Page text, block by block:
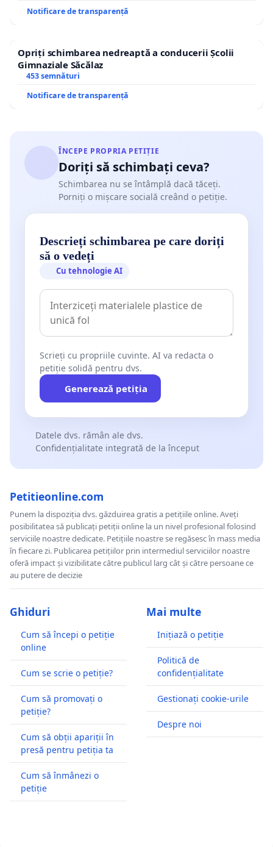
Notificare de transparență
Opriți schimbarea nedreaptă a conducerii Școlii
Gimnaziale Săcălaz
453 semnături
Notificare de transparență
ÎNCEPE PROPRIA PETIȚIE
Doriți să schimbați ceva?
Schimbarea nu se întâmplă dacă tăceți.
Porniți o mișcare socială creând o petiție.
Descrieți schimbarea pe care doriți
să o vedeți
Cu tehnologie AI
Scrieți cu propriile cuvinte. AI va redacta o
petiție solidă pentru dvs.
Generează petiția
Datele dvs. rămân ale dvs.
Confidențialitate integrată de la început
Petitieonline.com
Punem la dispoziția dvs. găzduirea gratis a petițiile online. Aveți
posibilitatea să publicați petiții online la un nivel profesional folosind
serviciile noastre dedicate. Petițiile noastre se regăsesc în mass media
în fiecare zi. Publicarea petițiilor prin intermediul serviciilor noastre
oferă impact și vizibilitate către publicul larg cât și către persoane ce
au putere de decizie
Ghiduri
Cum să începi o petiție
online
Cum se scrie o petiție?
Cum să promovați o
petiție?
Cum să obții apariții în
presă pentru petiția ta
Cum să înmânezi o
petiție
Mai multe
Inițiază o petiție
Politică de
confidențialitate
Gestionați cookie-urile
Despre noi